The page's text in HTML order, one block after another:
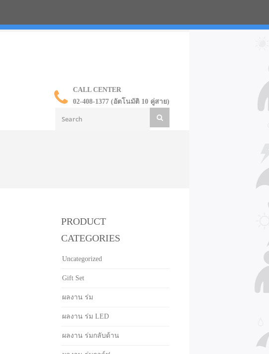
CALL CENTER
02-408-1377 (อัตโนมัติ 10 คู่สาย)
PRODUCT
CATEGORIES
Uncategorized
Gift Set
ผลงาน ร่ม
ผลงาน ร่ม LED
ผลงาน ร่มกลับด้าน
ร่มกลับด้าน ราคาส่ง